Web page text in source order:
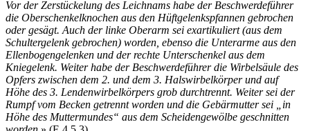
Vor der Zerstückelung des Leichnams habe der Beschwerdeführer
die Oberschenkelknochen aus den Hüftgelenkspfannen gebrochen
oder gesägt. Auch der linke Oberarm sei exartikuliert (aus dem
Schultergelenk gebrochen) worden, ebenso die Unterarme aus den
Ellenbogengelenken und der rechte Unterschenkel aus dem
Kniegelenk. Weiter habe der Beschwerdeführer die Wirbelsäule des
Opfers zwischen dem 2. und dem 3. Halswirbelkörper und auf
Höhe des 3. Lendenwirbelkörpers grob durchtrennt. Weiter sei der
Rumpf vom Becken getrennt worden und die Gebärmutter sei „in
Höhe des Muttermundes“ aus dem Scheidengewölbe geschnitten